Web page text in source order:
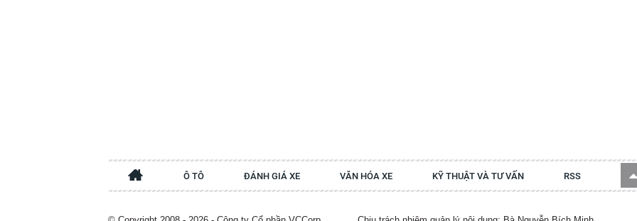
Ô TÔ ĐÁNH GIÁ XE VĂN HÓA XE KỸ THUẬT VÀ TƯ VẤN RSS